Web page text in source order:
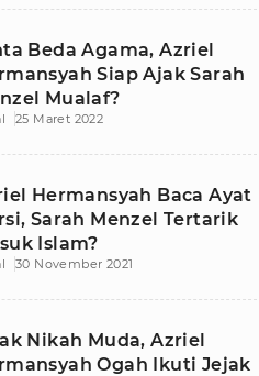
Beda Agama, Azriel
Siap Ajak Sarah
Mualaf?
25 Maret 2022
Hermansyah Baca Ayat
Sarah Menzel Tertarik
Islam?
30 November 2021
Nikah Muda, Azriel
Ogah Ikuti Jejak